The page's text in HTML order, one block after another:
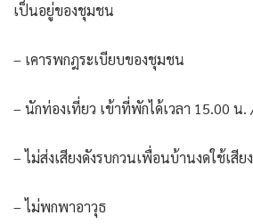
เป็นอยู่ของชุมชน
– เคารพกฎระเบียบของชุมชน
– นักท่องเที่ยว เข้าที่พักได้เวลา 15.00 น
– ไม่ส่งเสียงดังรบกวนเพื่อนบ้านงดใช้เสีย
– ไม่พกพาอาวุธ